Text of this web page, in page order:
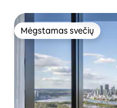
Mėgstamas svečių
Mėgstamas svečių